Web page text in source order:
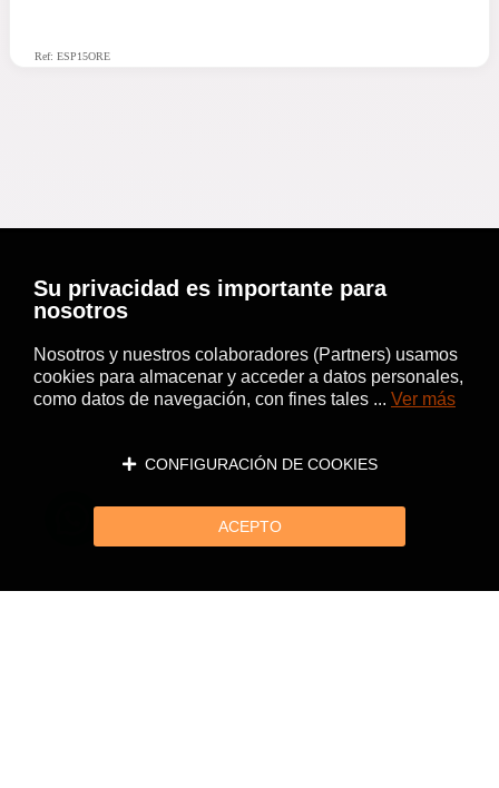
Ref: ESP15ORE
Su privacidad es importante para
nosotros
Nosotros y nuestros colaboradores (Partners) usamos
cookies para almacenar y acceder a datos personales,
como datos de navegación, con fines tales ... Ver más
CONFIGURACIÓN DE COOKIES
ACEPTO